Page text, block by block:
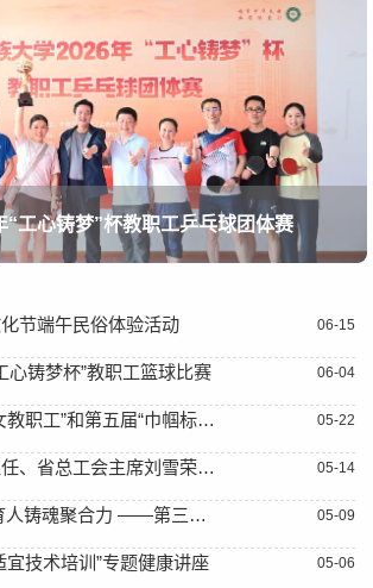
“工心铸梦”杯教职工乒乓球团体赛
节端午民俗体验活动 06-15
心铸梦杯”教职工篮球比赛 06-04
我校第八届“优秀女教职工”和第五届“巾帼标兵岗”评选结果揭晓 05-22
省人大常委会副主任、省总工会主席刘雪荣来校调研 05-14
桃李绿茵竞风采 育人铸魂聚合力 ——第三届师生“桃李杯”足球友谊赛正式开幕 05-09
宜技术培训”专题健康讲座 05-06